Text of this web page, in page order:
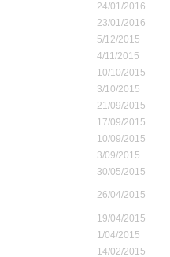
24/01/2016
23/01/2016
5/12/2015
4/11/2015
10/10/2015
3/10/2015
21/09/2015
17/09/2015
10/09/2015
3/09/2015
30/05/2015
26/04/2015
19/04/2015
1/04/2015
14/02/2015